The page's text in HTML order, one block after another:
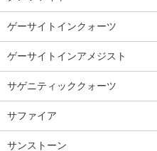
ゲーサイトインクォーツ
ゲーサイトインアメジスト
サゲニティッククォーツ
サファイア
サンストーン